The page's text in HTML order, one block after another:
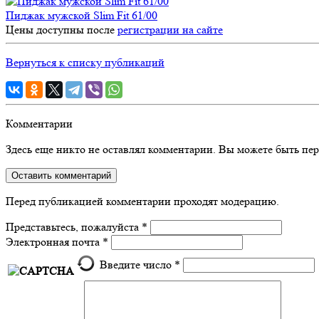
Пиджак мужской Slim Fit 61/00
Цены доступны после регистрации на сайте
Вернуться к списку публикаций
Комментарии
Здесь еще никто не оставлял комментарии. Вы можете быть
Оставить комментарий
Перед публикацией комментарии проходят модерацию.
Представьтесь, пожалуйста *
Электронная почта *
Введите число *